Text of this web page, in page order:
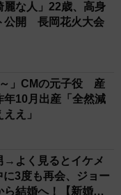
麗な人」22歳、高身
公開 長岡花火大会
～」CMの元子役 産
年10月出産「全然減
え」
→よく見るとイケメ
3度も再会、ジョー
結婚へ！【新婚さ